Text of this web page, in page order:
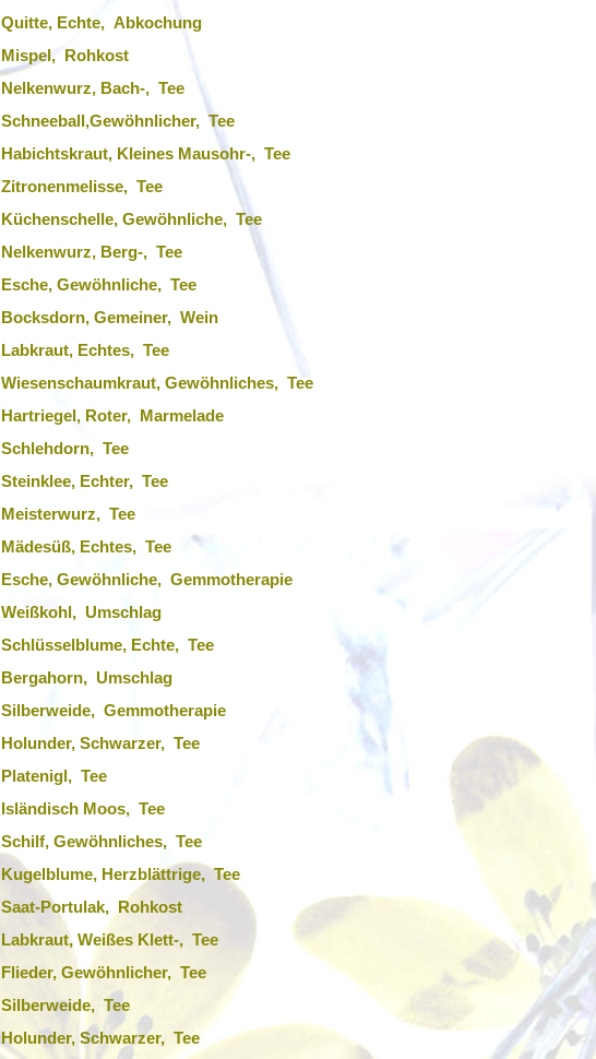
Quitte, Echte, Abkochung
Mispel, Rohkost
Nelkenwurz, Bach-, Tee
Schneeball,Gewöhnlicher, Tee
Habichtskraut, Kleines Mausohr-, Tee
Zitronenmelisse, Tee
Küchenschelle, Gewöhnliche, Tee
Nelkenwurz, Berg-, Tee
Esche, Gewöhnliche, Tee
Bocksdorn, Gemeiner, Wein
Labkraut, Echtes, Tee
Wiesenschaumkraut, Gewöhnliches, Tee
Hartriegel, Roter, Marmelade
Schlehdorn, Tee
Steinklee, Echter, Tee
Meisterwurz, Tee
Mädesüß, Echtes, Tee
Esche, Gewöhnliche, Gemmotherapie
Weißkohl, Umschlag
Schlüsselblume, Echte, Tee
Bergahorn, Umschlag
Silberweide, Gemmotherapie
Holunder, Schwarzer, Tee
Platenigl, Tee
Isländisch Moos, Tee
Schilf, Gewöhnliches, Tee
Kugelblume, Herzblättrige, Tee
Saat-Portulak, Rohkost
Labkraut, Weißes Klett-, Tee
Flieder, Gewöhnlicher, Tee
Silberweide, Tee
Holunder, Schwarzer, Tee